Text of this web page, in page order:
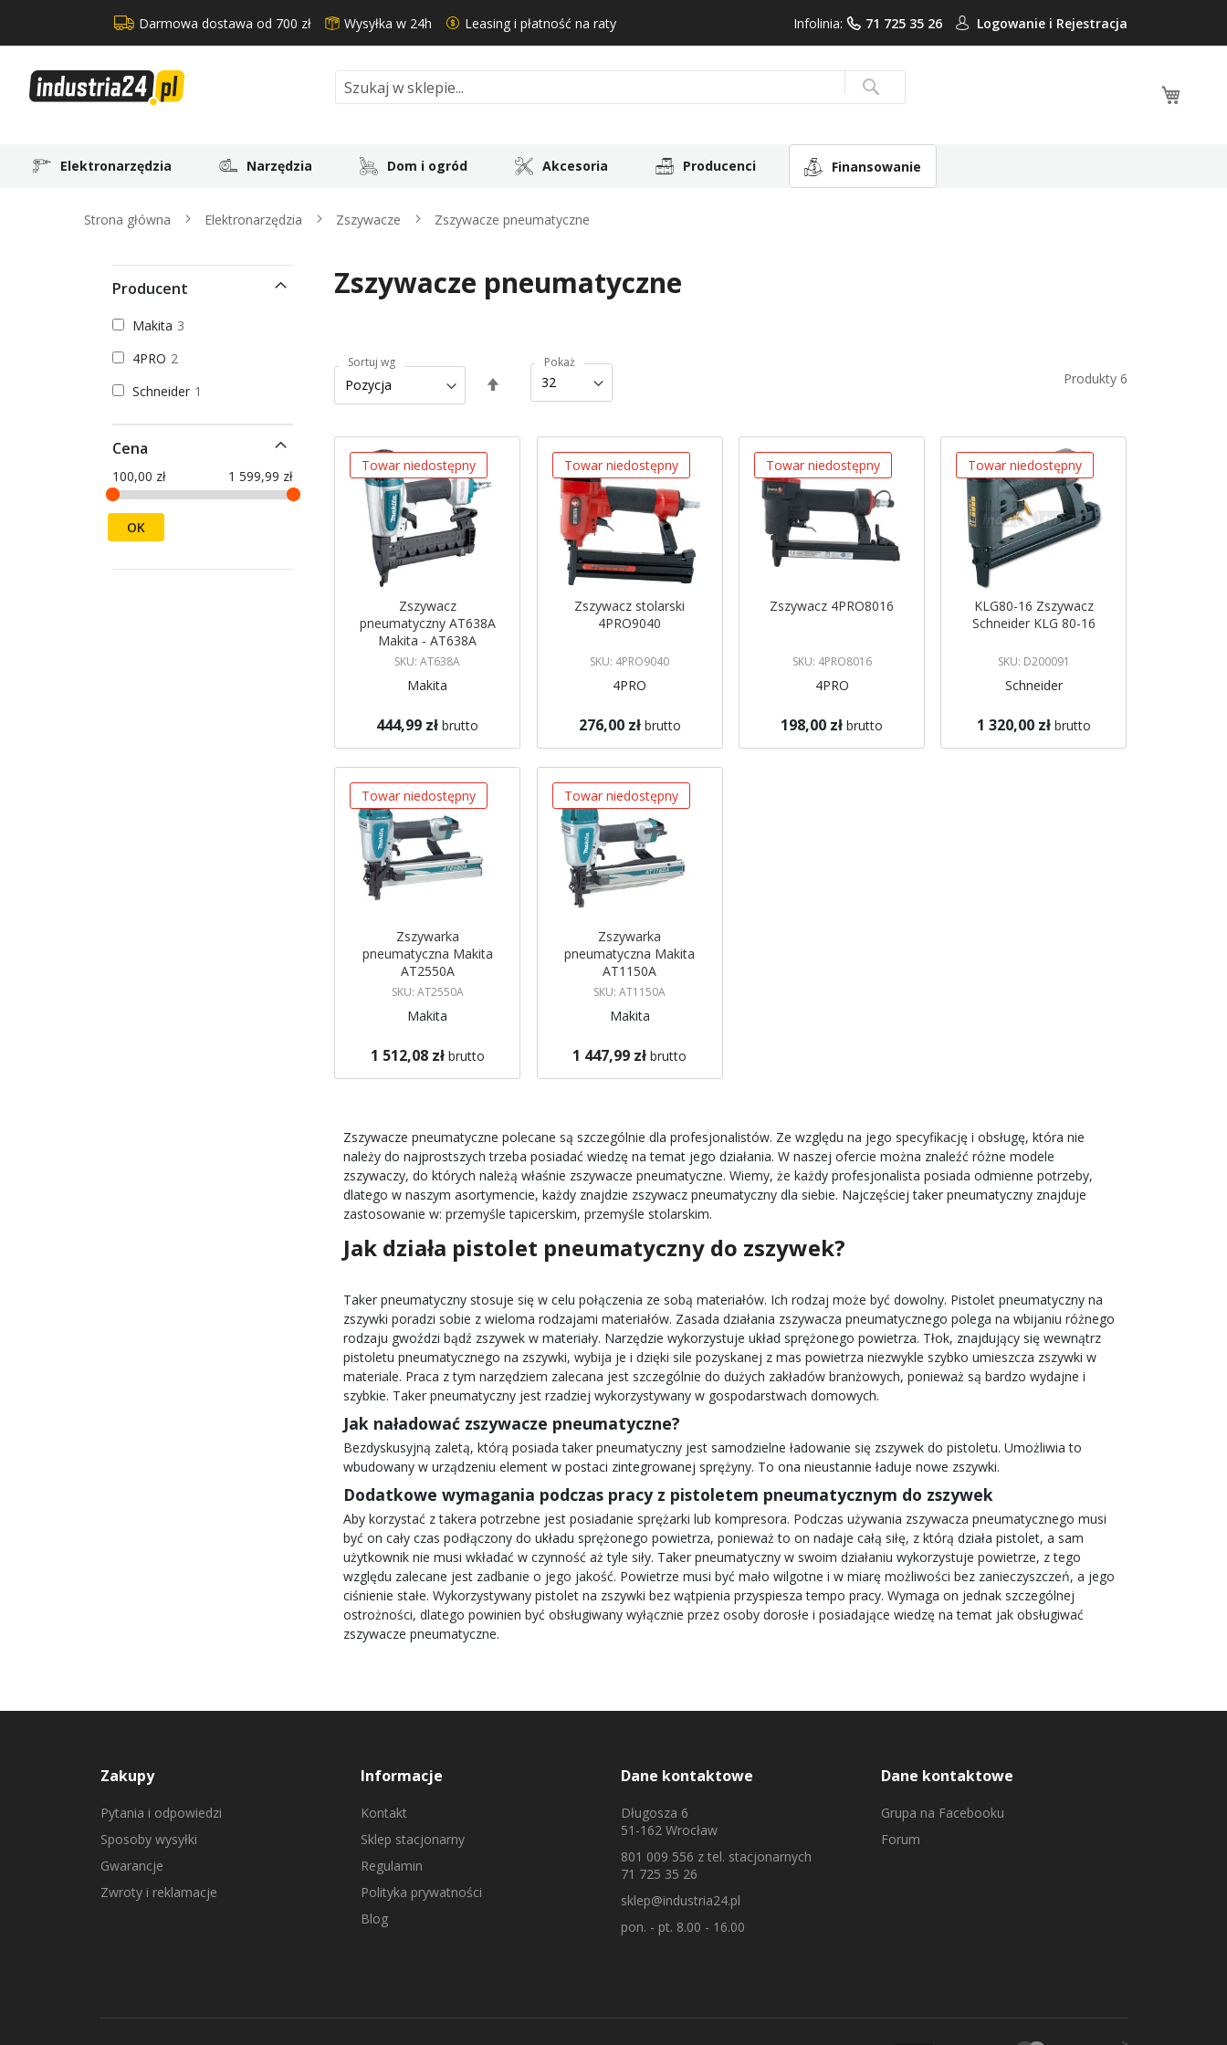
Darmowa dostawa od 700 zł Wysyłka w 24h Leasing i płatność na raty Infolinia: 71 725 35 26 Logowanie i Rejestracja
Search Search
Elektronarzędzia Narzędzia Dom i ogród Akcesoria Producenci Finansowanie
Strona główna Elektronarzędzia Zszywacze Zszywacze pneumatyczne
Zszywacze pneumatyczne
Produkty 6
Sortuj wg
kierunek
Pokaż
Towar niedostępny
Zszywacz
pneumatyczny AT638A
Makita - AT638A
SKU: AT638A
Makita
444,99 zł brutto
Brak w magazynie
Powiadom mnie
Towar niedostępny
Zszywacz stolarski
4PRO9040
SKU: 4PRO9040
4PRO
276,00 zł brutto
Brak w magazynie
Powiadom mnie
Towar niedostępny
Zszywacz 4PRO8016
SKU: 4PRO8016
4PRO
198,00 zł brutto
Brak w magazynie
Towar niedostępny
KLG80-16 Zszywacz
Schneider KLG 80-16
SKU: D200091
Schneider
1 320,00 zł brutto
Brak w magazynie
Towar niedostępny
Zszywarka
pneumatyczna Makita
AT2550A
SKU: AT2550A
Makita
1 512,08 zł brutto
Brak w magazynie
Towar niedostępny
Zszywarka
pneumatyczna Makita
AT1150A
SKU: AT1150A
Makita
1 447,99 zł brutto
Brak w magazynie
Zszywacze pneumatyczne polecane są szczególnie dla profesjonalistów. Ze względu na jego specyfikację i obsługę, która nie
należy do najprostszych trzeba posiadać wiedzę na temat jego działania. W naszej ofercie można znaleźć różne modele
zszywaczy, do których należą właśnie zszywacze pneumatyczne. Wiemy, że każdy profesjonalista posiada odmienne potrzeby,
dlatego w naszym asortymencie, każdy znajdzie zszywacz pneumatyczny dla siebie. Najczęściej taker pneumatyczny znajduje
zastosowanie w: przemyśle tapicerskim, przemyśle stolarskim.
Jak działa pistolet pneumatyczny do zszywek?
Taker pneumatyczny stosuje się w celu połączenia ze sobą materiałów. Ich rodzaj może być dowolny. Pistolet pneumatyczny na
zszywki poradzi sobie z wieloma rodzajami materiałów. Zasada działania zszywacza pneumatycznego polega na wbijaniu różnego
rodzaju gwoździ bądź zszywek w materiały. Narzędzie wykorzystuje układ sprężonego powietrza. Tłok, znajdujący się wewnątrz
pistoletu pneumatycznego na zszywki, wybija je i dzięki sile pozyskanej z mas powietrza niezwykle szybko umieszcza zszywki w
materiale. Praca z tym narzędziem zalecana jest szczególnie do dużych zakładów branżowych, ponieważ są bardzo wydajne i
szybkie. Taker pneumatyczny jest rzadziej wykorzystywany w gospodarstwach domowych.
Jak naładować zszywacze pneumatyczne?
Bezdyskusyjną zaletą, którą posiada taker pneumatyczny jest samodzielne ładowanie się zszywek do pistoletu. Umożliwia to
wbudowany w urządzeniu element w postaci zintegrowanej sprężyny. To ona nieustannie ładuje nowe zszywki.
Dodatkowe wymagania podczas pracy z pistoletem pneumatycznym do zszywek
Aby korzystać ztakera potrzebne jest posiadanie sprężarki lub kompresora. Podczas używania zszywacza pneumatycznego musi
być on cały czas podłączony do układu sprężonego powietrza, ponieważ to on nadaje całą siłę, z którą działapistolet, a sam
użytkownik nie musi wkładać w czynność aż tyle siły. Taker pneumatyczny w swoim działaniu wykorzystuje powietrze, z tego
względu zalecane jest zadbanie o jego jakość. Powietrze musi być mało wilgotne i w miarę możliwości bez zanieczyszczeń, a jego
ciśnienie stałe.Wykorzystywanypistolet na zszywki bez wątpienia przyspiesza tempo pracy. Wymaga on jednak szczególnej
ostrożności, dlatego powinien być obsługiwany wyłącznie przez osoby dorosłe i posiadające wiedzę na temat jak obsługiwać
zszywacze pneumatyczne.
Producent
Makita 3
4PRO 2
Schneider 1
Cena
100,00 zł 1 599,99 zł
OK
Zakupy
Pytania i odpowiedzi
Sposoby wysyłki
Gwarancje
Zwroty i reklamacje
Informacje
Kontakt
Sklep stacjonarny
Regulamin
Polityka prywatności
Blog
Dane kontaktowe
Długosza 6
51-162 Wrocław
801 009 556 z tel. stacjonarnych
71 725 35 26
sklep@industria24.pl
pon. - pt. 8.00 - 16.00
Dane kontaktowe
Grupa na Facebooku
Forum